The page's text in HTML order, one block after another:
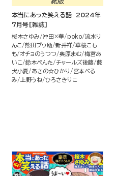
本当にあった笑える話 2024年
7月号[雑誌]
桜木さゆみ 沖田×華 poko 流水り
んこ
熊田プウ助 新井祥 華桜こも
も
オチョのうつつ 奥原まむ 梅宮あ
いこ
鈴木ぺんた チャールズ後藤 藪
犬小夏
あさの☆ひかり
宮本ぺる
み
上野うね ひろさきりこ